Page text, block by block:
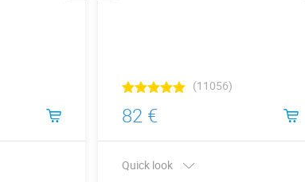
(11056)
82 €
Quick look